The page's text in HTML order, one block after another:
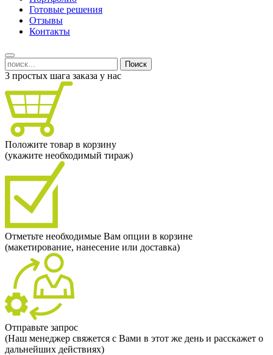
Готовые решения
Отзывы
Контакты
Поиск
3 простых шага заказа у нас
Положите товар в корзину
(укажите необходимый тираж)
Отметьте необходимые Вам опции в корзине
(макетирование, нанесение или доставка)
Отправьте запрос
(Наш менеджер свяжется с Вами в этот же день и расскажет о
дальнейших действиях)